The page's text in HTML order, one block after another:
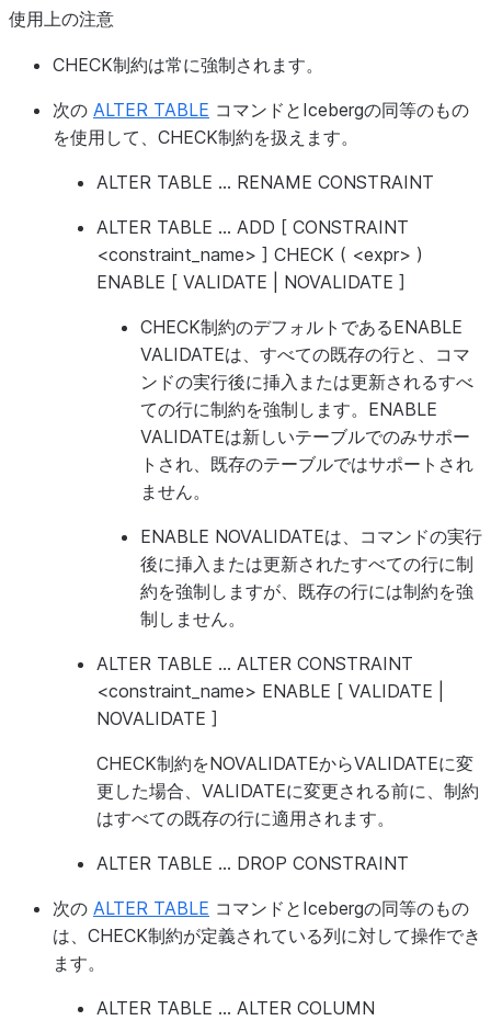
使用上の注意
CHECK制約は常に強制されます。
次の ALTER TABLE コマンドとIcebergの同等のもの
を使用して、CHECK制約を扱えます。
ALTER TABLE ... RENAME CONSTRAINT
ALTER TABLE ... ADD [ CONSTRAINT
<constraint_name> ] CHECK ( <expr> )
ENABLE [ VALIDATE | NOVALIDATE ]
CHECK制約のデフォルトであるENABLE
VALIDATEは、すべての既存の行と、コマ
ンドの実行後に挿入または更新されるすべ
ての行に制約を強制します。ENABLE
VALIDATEは新しいテーブルでのみサポー
トされ、既存のテーブルではサポートされ
ません。
ENABLE NOVALIDATEは、コマンドの実行
後に挿入または更新されたすべての行に制
約を強制しますが、既存の行には制約を強
制しません。
ALTER TABLE ... ALTER CONSTRAINT
<constraint_name> ENABLE [ VALIDATE |
NOVALIDATE ]
CHECK制約をNOVALIDATEからVALIDATEに変
更した場合、VALIDATEに変更される前に、制約
はすべての既存の行に適用されます。
ALTER TABLE ... DROP CONSTRAINT
次の ALTER TABLE コマンドとIcebergの同等のもの
は、CHECK制約が定義されている列に対して操作でき
ます。
ALTER TABLE ... ALTER COLUMN